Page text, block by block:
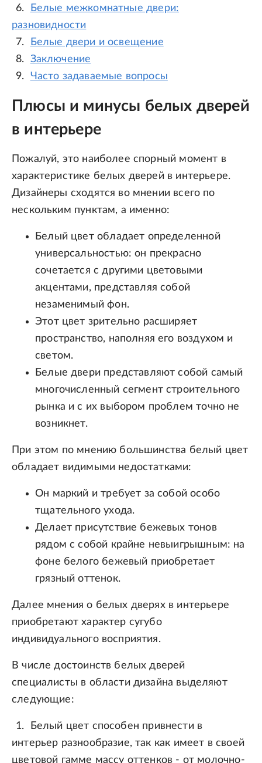
Белые межкомнатные двери:
разновидности
Белые двери и освещение
Заключение
Часто задаваемые вопросы
Плюсы и минусы белых дверей
в интерьере
Пожалуй, это наиболее спорный момент в
характеристике белых дверей в интерьере.
Дизайнеры сходятся во мнении всего по
нескольким пунктам, а именно:
Белый цвет обладает определенной
универсальностью: он прекрасно
сочетается с другими цветовыми
акцентами, представляя собой
незаменимый фон.
Этот цвет зрительно расширяет
пространство, наполняя его воздухом и
светом.
Белые двери представляют собой самый
многочисленный сегмент строительного
рынка и с их выбором проблем точно не
возникнет.
При этом по мнению большинства белый цвет
обладает видимыми недостатками:
Он маркий и требует за собой особо
тщательного ухода.
Делает присутствие бежевых тонов
рядом с собой крайне невыигрышным: на
фоне белого бежевый приобретает
грязный оттенок.
Далее мнения о белых дверях в интерьере
приобретают характер сугубо
индивидуального восприятия.
В числе достоинств белых дверей
специалисты в области дизайна выделяют
следующие:
Белый цвет способен привнести в
интерьер разнообразие, так как имеет в своей
цветовой гамме массу оттенков - от молочно-